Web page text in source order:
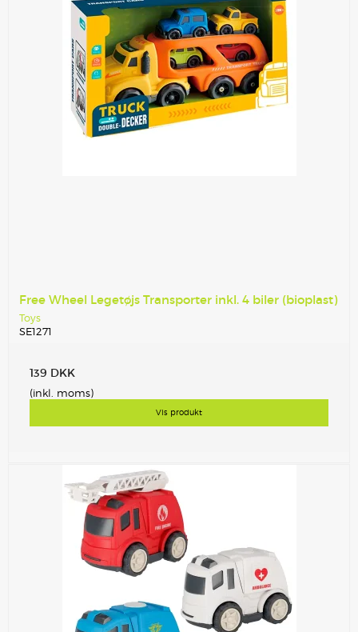
Free Wheel Legetøjs Transporter inkl. 4 biler (bioplast)
Toys
SE1271
139 DKK
(inkl. moms)
Vis produkt